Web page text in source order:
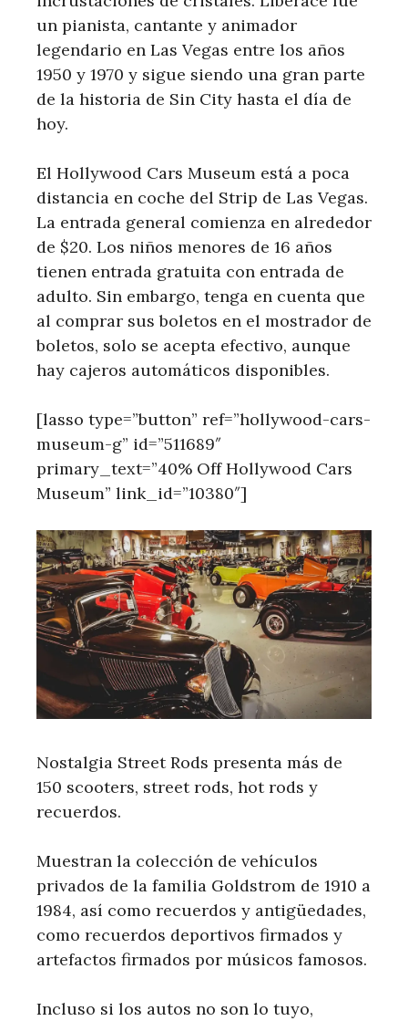
un pianista, cantante y animador
legendario en Las Vegas entre los años
1950 y 1970 y sigue siendo una gran parte
de la historia de Sin City hasta el día de
hoy.
El Hollywood Cars Museum está a poca
distancia en coche del Strip de Las Vegas.
La entrada general comienza en alrededor
de $20. Los niños menores de 16 años
tienen entrada gratuita con entrada de
adulto. Sin embargo, tenga en cuenta que
al comprar sus boletos en el mostrador de
boletos, solo se acepta efectivo, aunque
hay cajeros automáticos disponibles.
[lasso type=”button” ref=”hollywood-cars-
museum-g” id=”511689″
primary_text=”40% Off Hollywood Cars
Museum” link_id=”10380″]
Nostalgia Street Rods presenta más de
150 scooters, street rods, hot rods y
recuerdos.
Muestran la colección de vehículos
privados de la familia Goldstrom de 1910 a
1984, así como recuerdos y antigüedades,
como recuerdos deportivos firmados y
artefactos firmados por músicos famosos.
Incluso si los autos no son lo tuyo,